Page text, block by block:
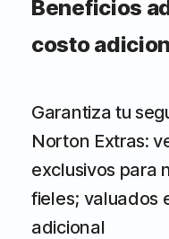
Beneficios
costo
Garantiza tu
Norton Extras:
exclusivos para
fieles; valuados
adicional